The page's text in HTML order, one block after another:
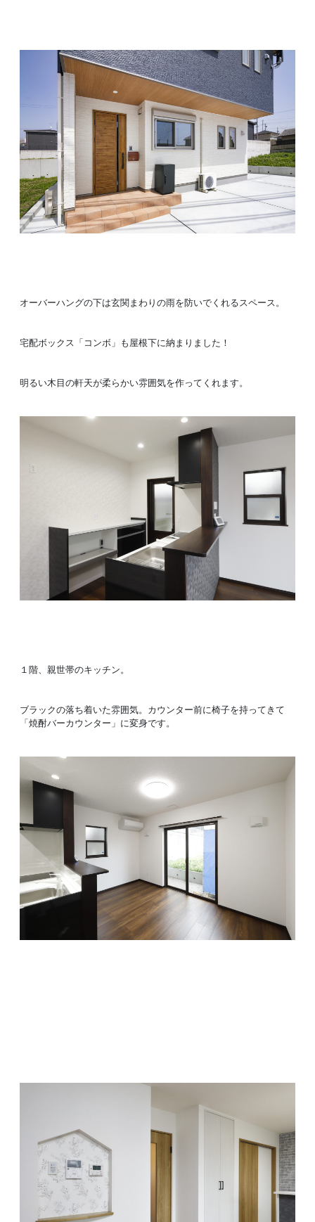
オーバーハングの下は玄関まわりの雨を防いでくれるスペース。
宅配ボックス「コンボ」も屋根下に納まりました！
明るい木目の軒天が柔らかい雰囲気を作ってくれます。
１階、親世帯のキッチン。
ブラックの落ち着いた雰囲気。カウンター前に椅子を持ってきて
「焼酎バーカウンター」に変身です。